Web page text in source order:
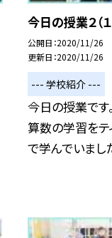
今日の授業２（１
公開日 2020/11/26
更新日 2020/11/26
--- 学校紹介 ---
今日の授業です
算数の学習をテ
で学んでいまし